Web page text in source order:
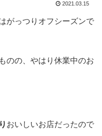
2021.03.15
がっつりオフシーズンで
のの、やはり休業中のお
おいしいお店だったので